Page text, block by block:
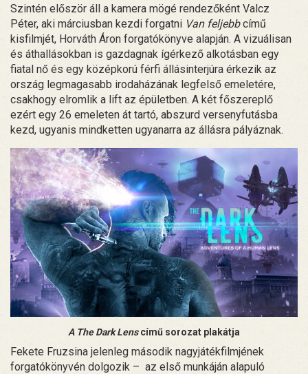
Szintén először áll a kamera mögé rendezőként Valcz
Péter, aki márciusban kezdi forgatni Van feljebbcímű
kisfilmjét, Horváth Áron forgatókönyve alapján. A vizuálisan
és áthallásokban is gazdagnak ígérkező alkotásban egy
fiatal nő és egy középkorú férfi állásinterjúra érkezik az
ország legmagasabb irodaházának legfelső emeletére,
csakhogy elromlik a lift az épületben. A két főszereplő
ezért egy 26 emeleten át tartó, abszurd versenyfutásba
kezd, ugyanis mindketten ugyanarra az állásra pályáznak.
A The Dark Lenscímű sorozat plakátja
Fekete Fruzsina jelenleg második nagyjátékfilmjének
forgatókönyvén dolgozik – az első munkáján alapuló